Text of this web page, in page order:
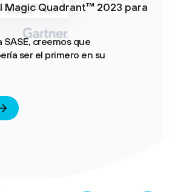
Magic Quadrant™ 2023 para
SASE, creemos que
ser el primero en su